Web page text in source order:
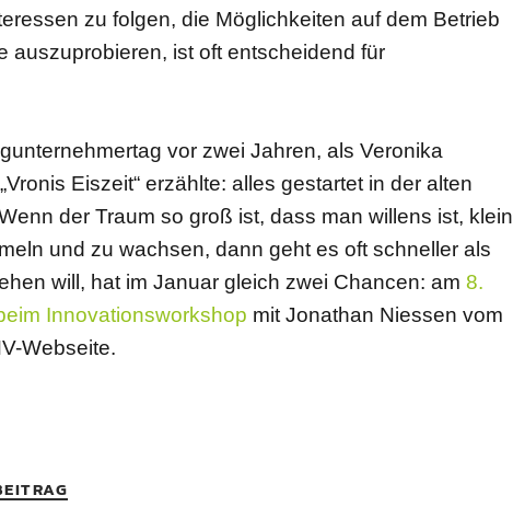
zu folgen, die Möglichkeiten auf dem Betrieb
auszuprobieren, ist oft entscheidend für
vor zwei Jahren, als Veronika
Eiszeit“ erzählte: alles gestartet in der alten
der Traum so groß ist, dass man willens ist, klein
und zu wachsen, dann geht es oft schneller als
will, hat im Januar gleich zwei Chancen: am 8.
Innovationsworkshop mit Jonathan Niessen vom
Webseite.